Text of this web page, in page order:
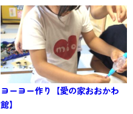
ヨーヨー作り【愛の家おおかわ
館】